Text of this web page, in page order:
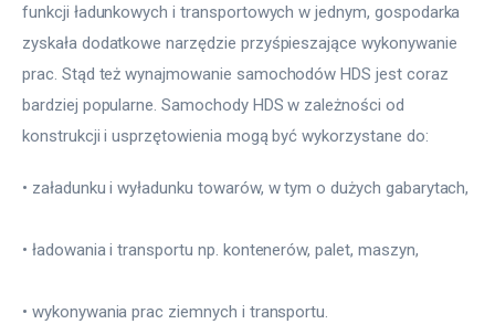
funkcji ładunkowych i transportowych w jednym, gospodarka
zyskała dodatkowe narzędzie przyśpieszające wykonywanie
prac. Stąd też wynajmowanie samochodów HDS jest coraz
bardziej popularne. Samochody HDS w zależności od
konstrukcji i usprzętowienia mogą być wykorzystane do:
• załadunku i wyładunku towarów, w tym o dużych gabarytach,
• ładowania i transportu np. kontenerów, palet, maszyn,
• wykonywania prac ziemnych i transportu.